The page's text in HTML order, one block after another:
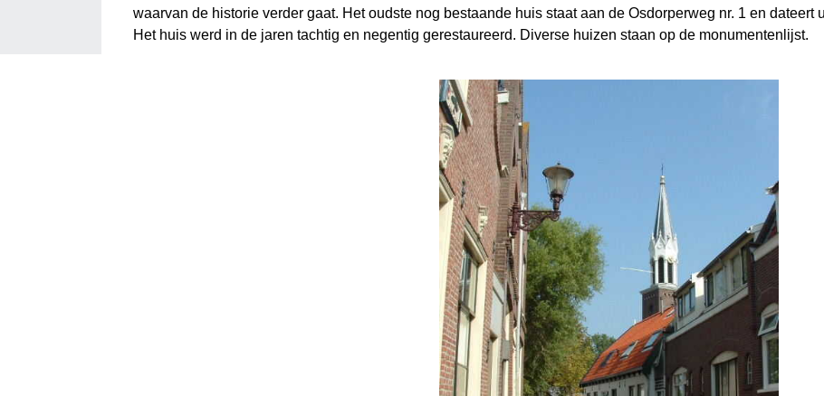
waarvan de historie verder gaat. Het oudste nog bestaande huis staat aan de Osdorperweg nr. 1 en dateert
Het huis werd in de jaren tachtig en negentig gerestaureerd. Diverse huizen staan op de monumentenlijst.